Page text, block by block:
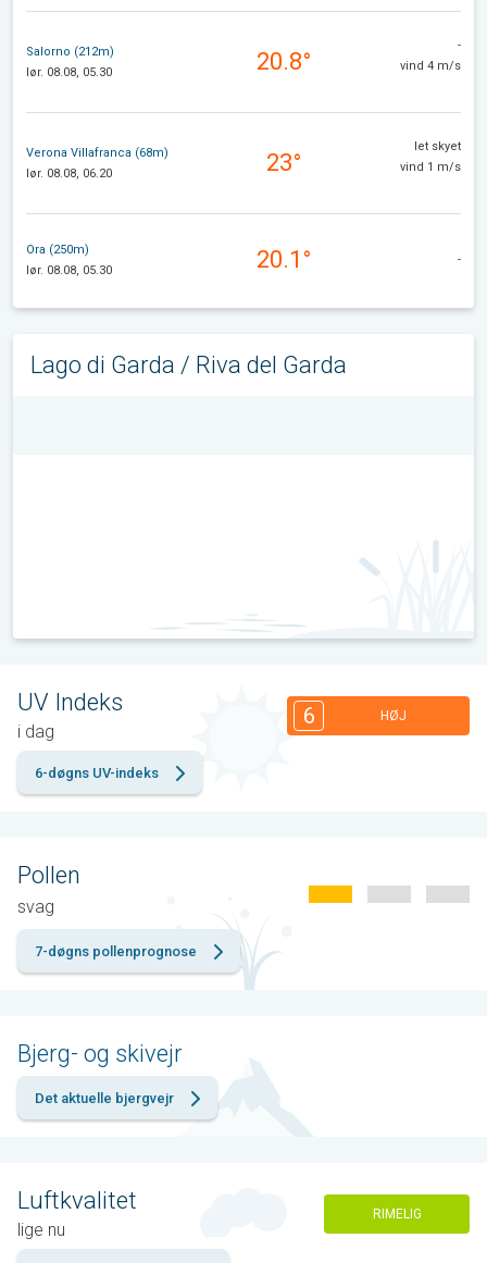
Salorno (212m)
lør. 08.08, 05.30
20.8°
-
vind 4 m/s
Verona Villafranca (68m)
lør. 08.08, 06.20
23°
let skyet
vind 1 m/s
Ora (250m)
lør. 08.08, 05.30
20.1° -
Lago di Garda / Riva del Garda
UV Indeks
i dag
6 HØJ
6-døgns UV-indeks
Pollen
svag
7-døgns pollenprognose
Bjerg- og skivejr
Det aktuelle bjergvejr
Luftkvalitet
lige nu
RIMELIG